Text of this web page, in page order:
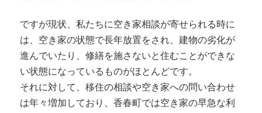
ですが現状、私たちに空き家相談が寄せられる時に
は、空き家の状態で長年放置をされ、建物の劣化が
進んでいたり、修繕を施さないと住むことができな
い状態になっているものがほとんどです。
それに対して、移住の相談や空き家への問い合わせ
は年々増加しており、香春町では空き家の早急な利